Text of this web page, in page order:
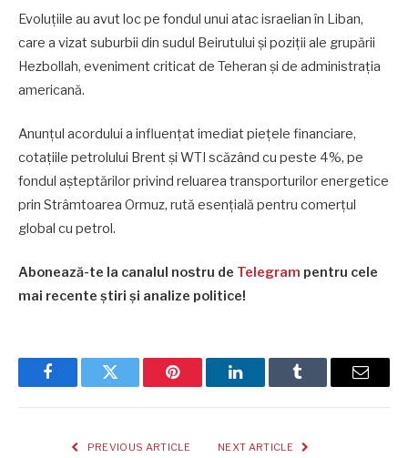
Evoluțiile au avut loc pe fondul unui atac israelian în Liban,
care a vizat suburbii din sudul Beirutului și poziții ale grupării
Hezbollah, eveniment criticat de Teheran și de administrația
americană.
Anunțul acordului a influențat imediat piețele financiare,
cotațiile petrolului Brent și WTI scăzând cu peste 4%, pe
fondul așteptărilor privind reluarea transporturilor energetice
prin Strâmtoarea Ormuz, rută esențială pentru comerțul
global cu petrol.
Abonează-te la canalul nostru de Telegram pentru cele
mai recente știri și analize politice!
FacebookTwitter Pinterest LinkedInTumblr Email
PREVIOUS ARTICLE NEXT ARTICLE